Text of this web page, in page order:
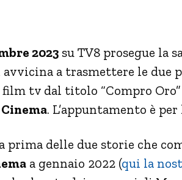
2023 su TV8 prosegue la
avvicina a trasmettere le due
tv dal titolo “Compro
. L’appuntamento è per
prima delle due storie che
a gennaio 2022 (qui la